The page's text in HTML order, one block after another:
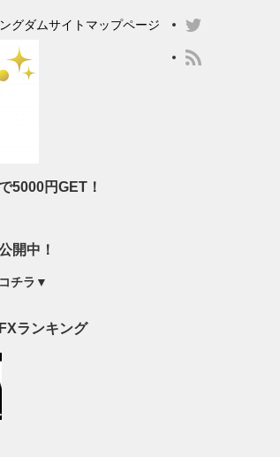
グダムサイトマップページ
5000円GET！
開中！
チラ▼
ランキング